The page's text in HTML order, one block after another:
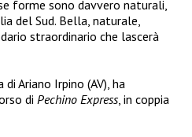
forme sono davvero naturali,
del Sud. Bella, naturale,
straordinario che lascerà
di Ariano Irpino (AV), ha
di Pechino Express, in coppia